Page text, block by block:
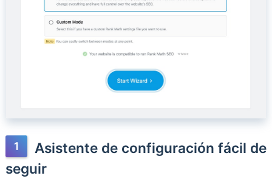
Asistente de configuración fácil de
seguir